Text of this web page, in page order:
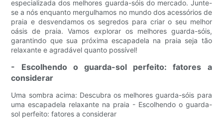
especializada dos melhores guarda-sóis do mercado. Junte-
se a nós enquanto mergulhamos no mundo dos acessórios de
praia e desvendamos os segredos para criar o seu melhor
oásis de praia. Vamos explorar os melhores guarda-sóis,
garantindo que sua próxima escapadela na praia seja tão
relaxante e agradável quanto possível!
- Escolhendo o guarda-sol perfeito: fatores a
considerar
Uma sombra acima: Descubra os melhores guarda-sóis para
uma escapadela relaxante na praia - Escolhendo o guarda-
sol perfeito: fatores a considerar